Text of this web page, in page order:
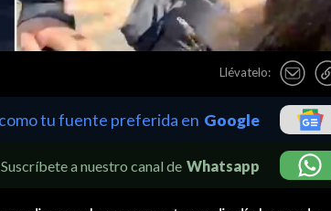
Llévatelo:
tu fuente preferida en Google
Suscríbete a nuestro canal de Whatsapp